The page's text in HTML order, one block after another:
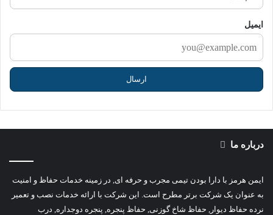
ایمیل
درباره ما
ایمن هرمز با دارا بودن تیمی مجرب و حرفه ای, در زمینه خدمات حفاظ و امنیت
به عنوان یک شرکت برتر مطرح است. این شرکت با ارائه خدمات نصب و تعمیر
نرده حفاظ دیوار, حفاظ شاخ گوزنی, حفاظ پنجره, پنجره دوجداره, درب